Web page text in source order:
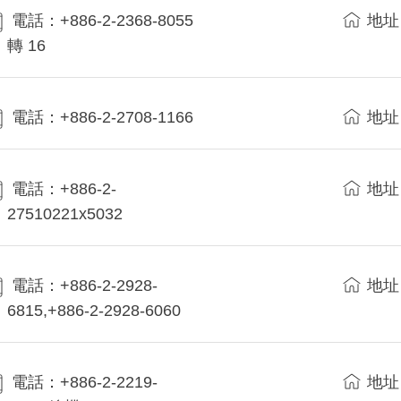
電話：+886-2-2368-8055
轉 16
地
電話：+886-2-2708-1166 地
電話：+886-2-
27510221x5032
地
電話：+886-2-2928-
6815,+886-2-2928-6060
地
電話：+886-2-2219-
地